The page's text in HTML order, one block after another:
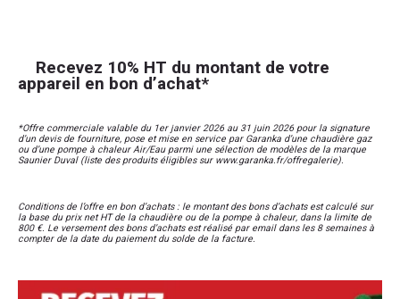
Climatisation
Chauffe-eau solaire
Chauffe-eau solaire
Installation chauffe-eau thermodynamique
Simulateur chaudière
Presse
Recevez 10% HT du montant de votre
appareil en bon d’achat*
*Offre commerciale valable du 1er janvier 2026 au 31 juin 2026 pour la signature
d’un devis de fourniture, pose et mise en service par Garanka d’une chaudière gaz
ou d’une pompe à chaleur Air/Eau parmi une sélection de modèles de la marque
Saunier Duval (liste des produits éligibles sur www.garanka.fr/offregalerie).
Conditions de l’offre en bon d’achats : le montant des bons d’achats est calculé sur
la base du prix net HT de la chaudière ou de la pompe à chaleur, dans la limite de
800 €. Le versement des bons d’achats est réalisé par email dans les 8 semaines à
compter de la date du paiement du solde de la facture.